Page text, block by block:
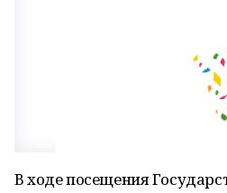
В ходе посещения